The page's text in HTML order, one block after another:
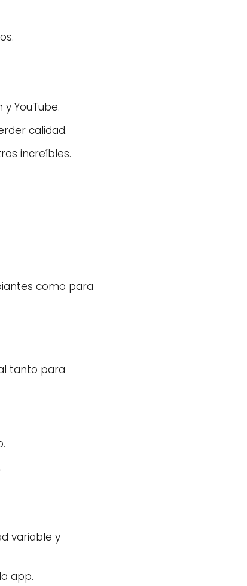
YouTube.
calidad.
increíbles.
como para
tanto para
variable y
app.